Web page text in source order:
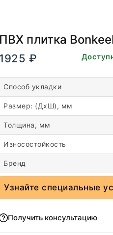
ПВХ плитка
1925 ₽ В наличии.
Способ укладки
Размер: (ДхШ), мм
Толщина, мм
Износостойкость
Бренд
Узнайте специальные
Получить консультацию